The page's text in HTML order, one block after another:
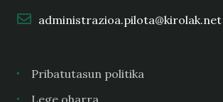
administrazioa.pilota@kirolak.net
Pribatutasun politika